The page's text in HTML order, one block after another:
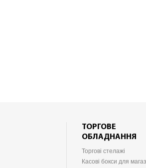
ТОРГОВЕ
ОБЛАДНАННЯ
Торгові стелажі
Касові бокси для